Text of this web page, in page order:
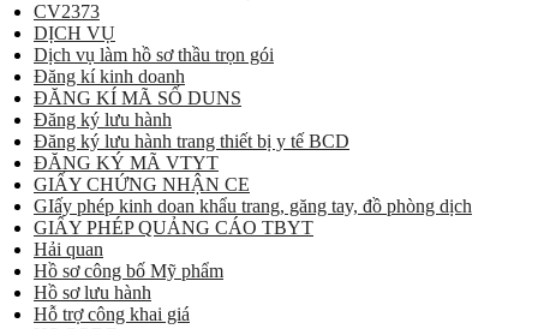
CV2373
DỊCH VỤ
Dịch vụ làm hồ sơ thầu trọn gói
Đăng kí kinh doanh
ĐĂNG KÍ MÃ SỐ DUNS
Đăng ký lưu hành
Đăng ký lưu hành trang thiết bị y tế BCD
ĐĂNG KÝ MÃ VTYT
GIẤY CHỨNG NHẬN CE
GIấy phép kinh doan khẩu trang, găng tay, đồ phòng dịch
GIẤY PHÉP QUẢNG CÁO TBYT
Hải quan
Hồ sơ công bố Mỹ phẩm
Hồ sơ lưu hành
Hỗ trợ công khai giá